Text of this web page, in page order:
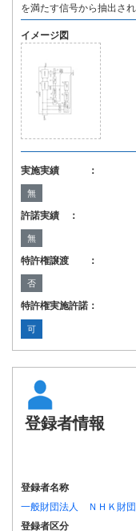
を満たす信号から抽出さ
イメージ図
実施実績 ：
無
許諾実績 ：
無
特許権譲渡 ：
否
特許権実施許諾：
可
登録者情報
登録者名称
一般財団法人 ＮＨＫ財団
登録者区分